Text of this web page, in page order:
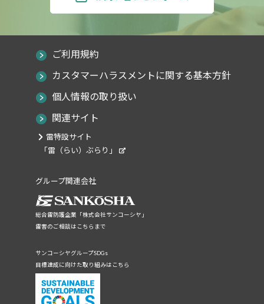
ご利用規約
カスタマーハラスメントに関する基本方針
個人情報の取り扱い
関連サイト
雷特設サイト
「雷（らい）ぶらり」
グループ関連会社
総合雷防護企業「株式会社サンコーシヤ」
雷害のご相談はこちらまで
サンコーシヤグループSDGs
目標達成に向けた取り組みはこちら